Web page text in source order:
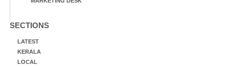
SECTIONS
LATEST
KERALA
LOCAL